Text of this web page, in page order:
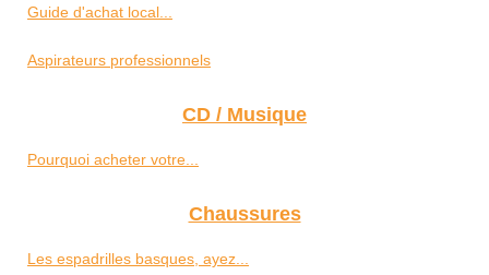
Guide d'achat local...
Aspirateurs professionnels
CD / Musique
Pourquoi acheter votre...
Chaussures
Les espadrilles basques, ayez...